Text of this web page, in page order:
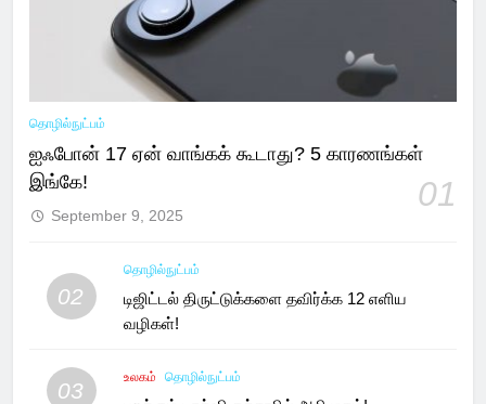
தொழில்நுட்பம்
ஐஃபோன் 17 ஏன் வாங்கக் கூடாது? 5 காரணங்கள்
இங்கே!
01
September 9, 2025
02
தொழில்நுட்பம்
டிஜிட்டல் திருட்டுக்களை தவிர்க்க 12 எளிய
வழிகள்!
03
உலகம் தொழில்நுட்பம்